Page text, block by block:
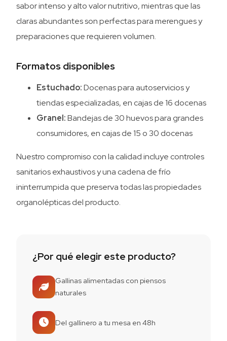
sabor intenso y alto valor nutritivo, mientras que las
claras abundantes son perfectas para merengues y
preparaciones que requieren volumen.
Formatos disponibles
Estuchado:Docenas para autoservicios y
tiendas especializadas, en cajas de 16 docenas
Granel:Bandejas de 30 huevos para grandes
consumidores, en cajas de 15 o 30 docenas
Nuestro compromiso con la calidad incluye controles
sanitarios exhaustivos y una cadena de frío
ininterrumpida que preserva todas las propiedades
organolépticas del producto.
¿Por qué elegir este producto?
Gallinas alimentadas con piensos
naturales
Del gallinero a tu mesa en 48h